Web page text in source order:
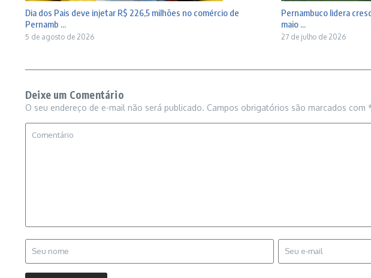
Dia dos Pais deve injetar R$ 226,5 milhões no comércio de
Pernamb ...
5 de agosto de 2026
Pernambuco lidera
maio ...
27 de julho de 2026
Deixe um Comentário
O seu endereço de e-mail não será publicado. Campos obrigatórios são marcados com